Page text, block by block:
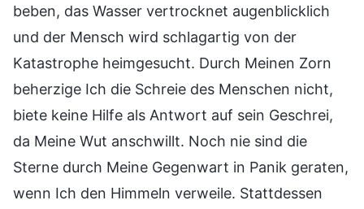
beben, das Wasser vertrocknet augenblicklich
und der Mensch wird schlagartig von der
Katastrophe heimgesucht. Durch Meinen Zorn
beherzige Ich die Schreie des Menschen nicht,
biete keine Hilfe als Antwort auf sein Geschrei,
da Meine Wut anschwillt. Noch nie sind die
Sterne durch Meine Gegenwart in Panik geraten,
wenn Ich den Himmeln verweile. Stattdessen